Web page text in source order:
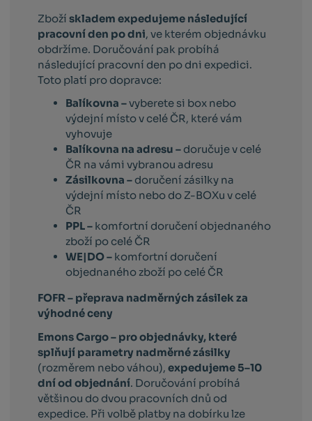
Zbožískladem expedujeme následující
pracovní den po dni, ve kterém objednávku
obdržíme. Doručování pak probíhá
následující pracovní den po dni expedici.
Toto platí pro dopravce:
Balíkovna –vyberete si box nebo
výdejní místo v celé ČR, které vám
vyhovuje
Balíkovna na adresu – doručuje v celé
ČR na vámi vybranou adresu
Zásilkovna – doručení zásilky na
výdejní místo nebo do Z-BOXu v celé
ČR
PPL – komfortní doručení objednaného
zboží po celé ČR
WE|DO – komfortní doručení
objednaného zboží po celé ČR
FOFR – přeprava nadměrných zásilek za
výhodné ceny
Emons Cargo – pro objednávky, které
splňují parametry nadměrné zásilky
(rozměrem nebo váhou),expedujeme 5–10
dní od objednání. Doručování probíhá
většinou do dvou pracovních dnů od
expedice. Při volbě platby na dobírku lze